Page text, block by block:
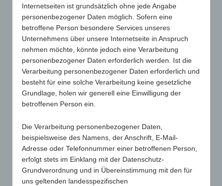
Geschäftsführer: Wolfgang Schmidt + Uwe-Karsten
Brandt-Schmidt
Handelsregister: HRB 15389
Registergericht: Amtsgericht Paderborn
Sitz der Gesellschaft: Geseke
Umsatzsteuer-Ident.-Nr.: DE347156349
Kontaktdaten
E-Mail:
info@promowolsch.de
Für den Inhalt der Website verantwortlich ist: Uwe-
Karsten Brand-Schmidt
Internetseiten ist grundsätzlich ohne jede Angabe
personenbezogener Daten möglich. Sofern eine
betroffene Person besondere Services unseres
Unternehmens über unsere Internetseite in Anspruch
nehmen möchte, könnte jedoch eine Verarbeitung
personenbezogener Daten erforderlich werden. Ist die
Verarbeitung personenbezogener Daten erforderlich und
besteht für eine solche Verarbeitung keine gesetzliche
Grundlage, holen wir generell eine Einwilligung der
betroffenen Person ein.
Die Verarbeitung personenbezogener Daten,
beispielsweise des Namens, der Anschrift, E-Mail-
Adresse oder Telefonnummer einer betroffenen Person,
erfolgt stets im Einklang mit der Datenschutz-
Grundverordnung und in Übereinstimmung mit den für
uns geltenden landesspezifischen